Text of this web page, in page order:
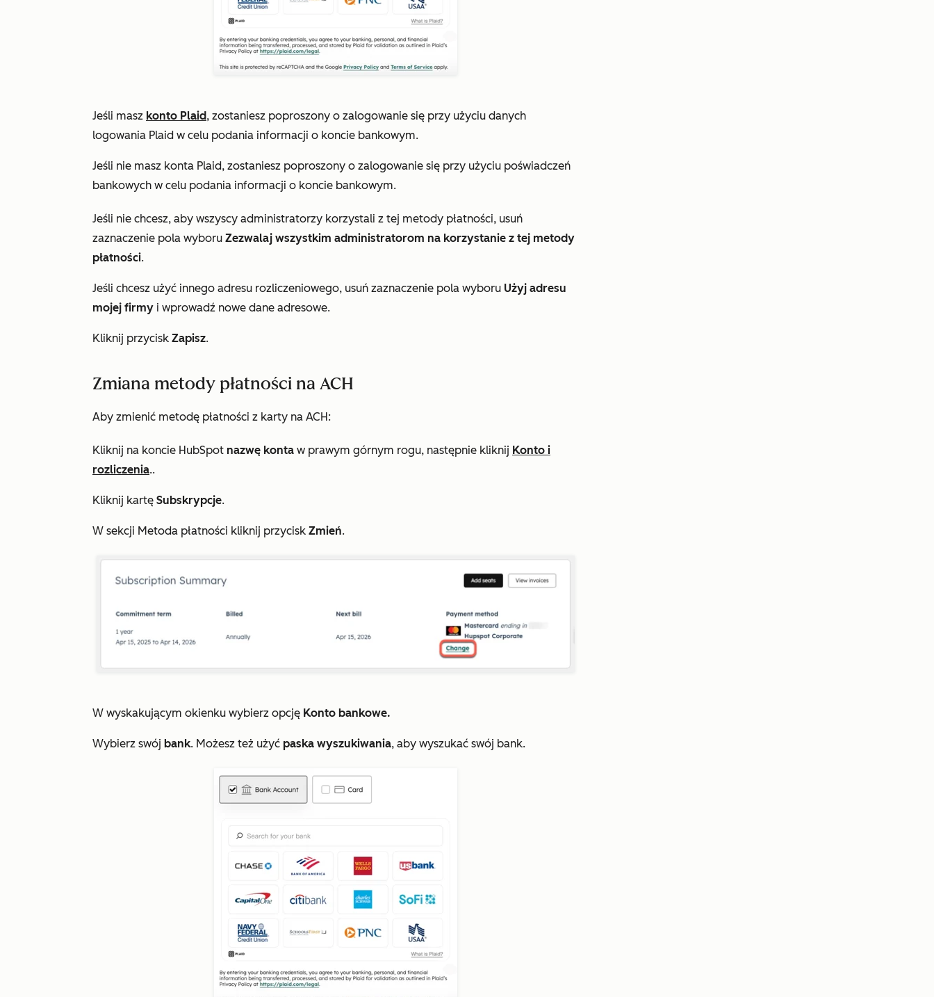
Jeśli masz konto Plaid, zostaniesz poproszony o zalogowanie się przy użyciu danych
logowania Plaid w celu podania informacji o koncie bankowym.
Jeśli nie masz konta Plaid, zostaniesz poproszony o zalogowanie się przy użyciu poświadczeń
bankowych w celu podania informacji o koncie bankowym.
Jeśli nie chcesz, aby wszyscy administratorzy korzystali z tej metody płatności, usuń
zaznaczenie pola wyboru Zezwalaj wszystkim administratorom na korzystanie z tej metody
płatności.
Jeśli chcesz użyć innego adresu rozliczeniowego, usuń zaznaczenie pola wyboru Użyj adresu
mojej firmy i wprowadź nowe dane adresowe.
Kliknij przycisk Zapisz.
Zmiana metody płatności na ACH
Aby zmienić metodę płatności z karty na ACH:
Kliknij na koncie HubSpot nazwę konta w prawym górnym rogu, następnie kliknij Konto i
rozliczenia..
Kliknij kartę Subskrypcje.
W sekcji Metoda płatności kliknij przycisk Zmień.
W wyskakującym okienku wybierz opcję Konto bankowe.
Wybierz swój bank. Możesz też użyć paska wyszukiwania, aby wyszukać swój bank.